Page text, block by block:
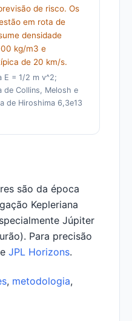
de risco. Os
em rota de
densidade
kg/m3 e
de 20 km/s.
E = 1/2 m v^2;
de Collins, Melosh e
de Hiroshima 6,3e13
são da época
Kepleriana
Júpiter
Para precisão
JPL Horizons.
, metodologia,